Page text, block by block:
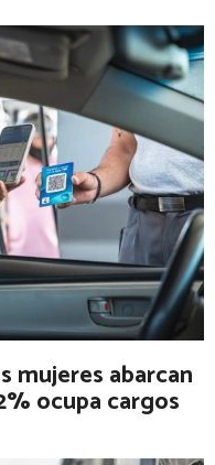
mujeres abarcan
ocupa cargos